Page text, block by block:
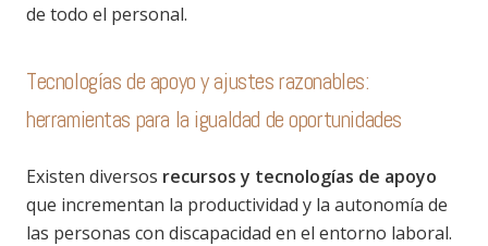
de todo el personal.
Tecnologías de apoyo y ajustes razonables:
herramientas para la igualdad de oportunidades
Existen diversos recursos y tecnologías de apoyo
que incrementan la productividad y la autonomía de
las personas con discapacidad en el entorno laboral.